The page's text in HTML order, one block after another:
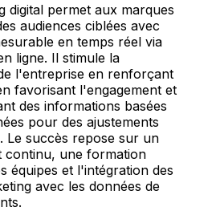
digital permet aux marques
audiences ciblées avec
en temps réel via
ligne. Il stimule la
l'entreprise en renforçant
favorisant l'engagement et
des informations basées
pour des ajustements
Le succès repose sur un
continu, une formation
équipes et l'intégration des
avec les données de